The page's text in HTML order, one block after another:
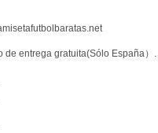
de entrega gratuita(Sólo España）.